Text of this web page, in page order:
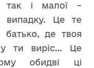
так і малої –
випадку. Це те
батько, де твоя
ти виріс… Це
обидві ці